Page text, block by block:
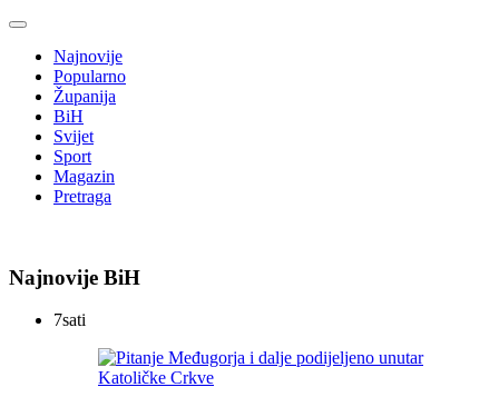
Najnovije
Popularno
Županija
BiH
Svijet
Sport
Magazin
Pretraga
Najnovije BiH
7sati